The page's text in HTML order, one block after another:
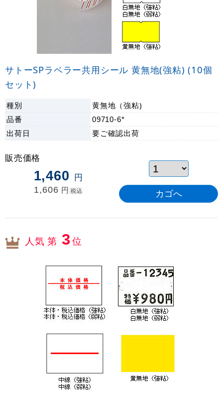
サトーSPラベラー共用シール 黄無地(強粘) (10個
セット)
種別
黄無地（強粘)
品番
09710-6*
出荷日 要ご確認出荷
販売価格
1,460 円
1,606 円 税込
人気 第 3位